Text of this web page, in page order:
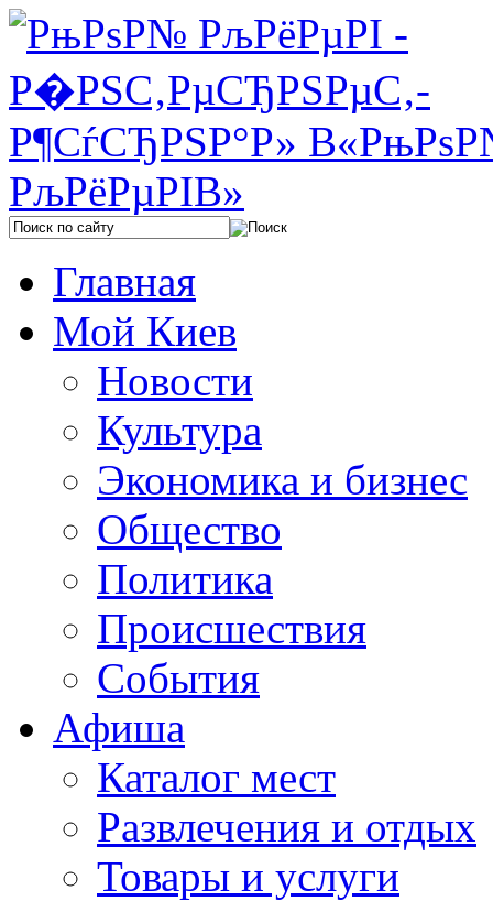
Главная
Мой Киев
Новости
Культура
Экономика и бизнес
Общество
Политика
Происшествия
События
Афиша
Каталог мест
Развлечения и отдых
Товары и услуги